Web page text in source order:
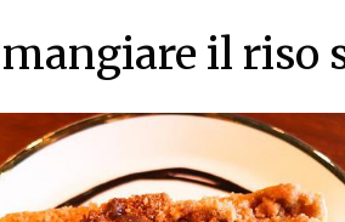
il riso